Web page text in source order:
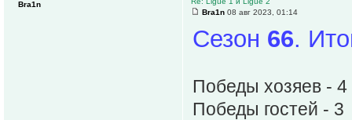
Bra1n 08 авг 2023, 01:14
Сезон 66.
Победы хозяев - 4
Победы гостей - 3
Bra1n